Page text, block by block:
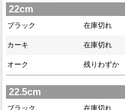
22cm
ブラック 在庫切れ
カーキ 在庫切れ
オーク 残りわずか
22.5cm